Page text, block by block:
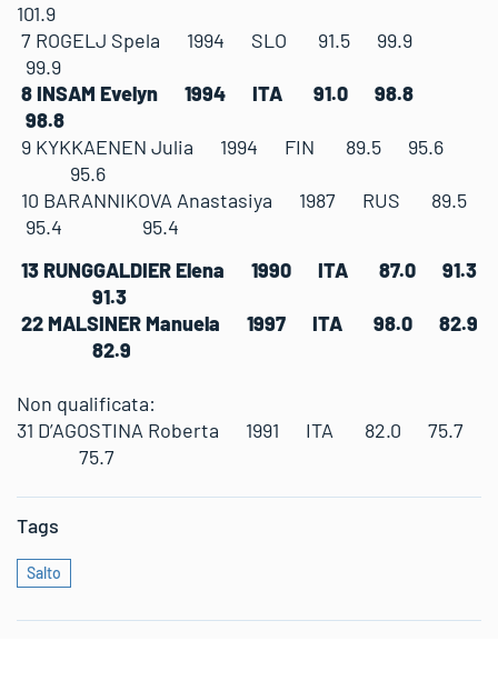
101.9
7 ROGELJ Spela 1994 SLO 91.5 99.9
99.9
8 INSAM Evelyn 1994 ITA 91.0 98.8
98.8
9 KYKKAENEN Julia 1994 FIN 89.5 95.6
95.6
10 BARANNIKOVA Anastasiya 1987 RUS 89.5
95.4 95.4
13 RUNGGALDIER Elena 1990 ITA 87.0 91.3
91.3
22 MALSINER Manuela 1997 ITA 98.0 82.9
82.9
Non qualificata:
31 D’AGOSTINA Roberta 1991 ITA 82.0 75.7
75.7
Tags
Salto